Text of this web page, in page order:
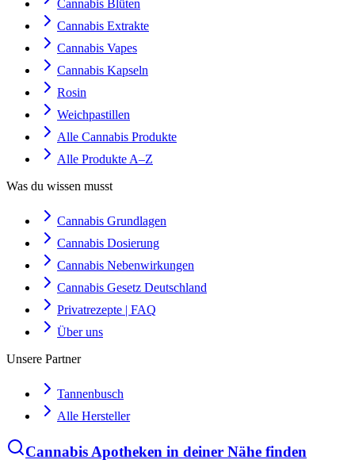
Cannabis Blüten
Cannabis Extrakte
Cannabis Vapes
Cannabis Kapseln
Rosin
Weichpastillen
Alle Cannabis Produkte
Alle Produkte A–Z
Was du wissen musst
Cannabis Grundlagen
Cannabis Dosierung
Cannabis Nebenwirkungen
Cannabis Gesetz Deutschland
Privatrezepte | FAQ
Über uns
Unsere Partner
Tannenbusch
Alle Hersteller
Cannabis Apotheken in deiner Nähe finden